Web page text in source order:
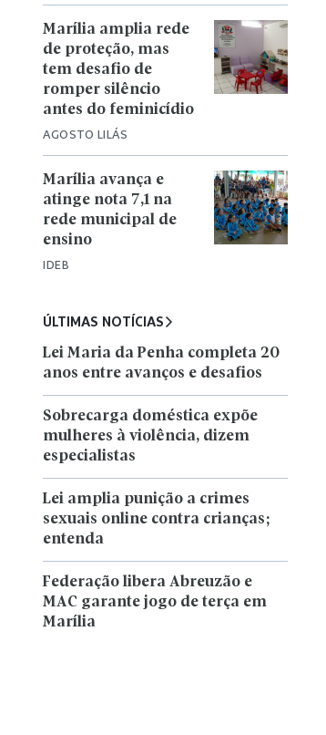
AGOSTO LILÁS
Marília amplia rede
de proteção, mas
tem desafio de
romper silêncio
antes do feminicídio
IDEB
Marília avança e
atinge nota 7,1 na
rede municipal de
ensino
ÚLTIMAS NOTÍCIAS
Lei Maria da Penha completa 20
anos entre avanços e desafios
Sobrecarga doméstica expõe
mulheres à violência, dizem
especialistas
Lei amplia punição a crimes
sexuais online contra crianças;
entenda
Federação libera Abreuzão e
MAC garante jogo de terça em
Marília